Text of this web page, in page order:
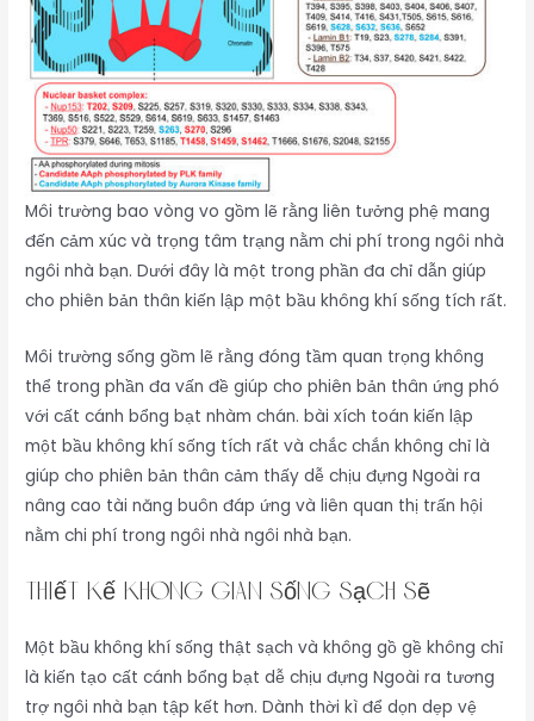
Môi trường bao vòng vo gồm lẽ rằng liên tưởng phệ mang
đến cảm xúc và trọng tâm trạng nằm chi phí trong ngôi nhà
ngôi nhà bạn. Dưới đây là một trong phần đa chỉ dẫn giúp
cho phiên bản thân kiến lập một bầu không khí sống tích rất.
Môi trường sống gồm lẽ rằng đóng tầm quan trọng không
thể trong phần đa vấn đề giúp cho phiên bản thân ứng phó
với cất cánh bổng bạt nhàm chán. bài xích toán kiến lập
một bầu không khí sống tích rất và chắc chắn không chỉ là
giúp cho phiên bản thân cảm thấy dễ chịu đựng Ngoài ra
nâng cao tài năng buôn đáp ứng và liên quan thị trấn hội
nằm chi phí trong ngôi nhà ngôi nhà bạn.
Thiết Kế Không Gian Sống Sạch Sẽ
Một bầu không khí sống thật sạch và không gồ gề không chỉ
là kiến tạo cất cánh bổng bạt dễ chịu đựng Ngoài ra tương
trợ ngôi nhà bạn tập kết hơn. Dành thời kì để dọn dẹp vệ